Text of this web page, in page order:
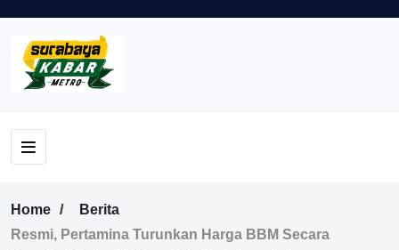
Home
Berita
Resmi, Pertamina Turunkan Harga BBM Secara